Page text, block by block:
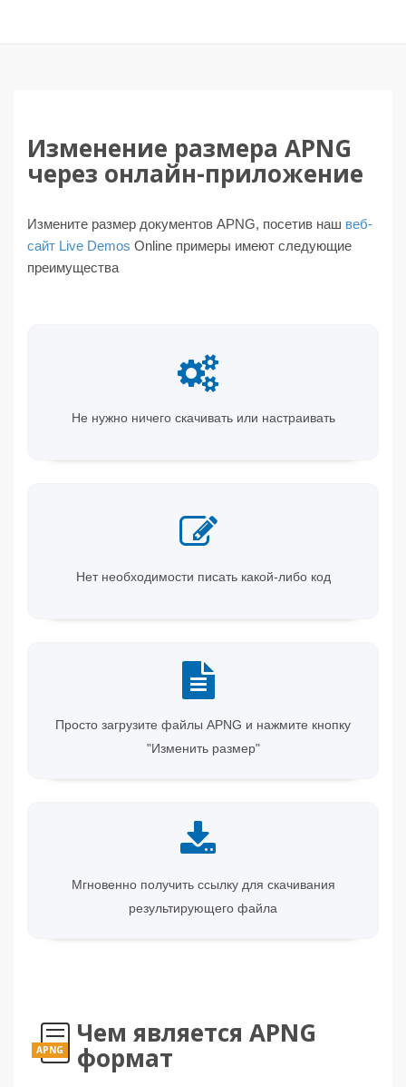
Изменение размера APNG
через онлайн-приложение
Измените размер документов APNG, посетив наш веб-
сайт Live Demos Online примеры имеют следующие
преимущества
Не нужно ничего скачивать или настраивать
Нет необходимости писать какой-либо код
Просто загрузите файлы APNG и нажмите кнопку
"Изменить размер"
Мгновенно получить ссылку для скачивания
результирующего файла
APNG
Чем является APNG
формат